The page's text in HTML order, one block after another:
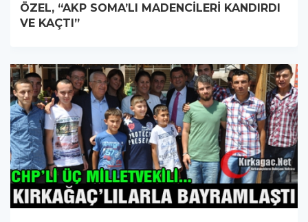
ÖZEL, “AKP SOMA’LI MADENCİLERİ KANDIRDI
VE KAÇTI”